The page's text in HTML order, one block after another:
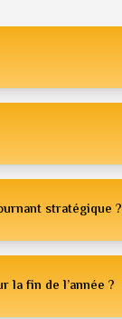
stratégique ?
la fin de l’année ?